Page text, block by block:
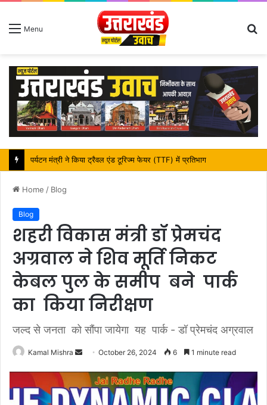
Menu
महापौर शंभू पासवान के जन्मदिवस पर क्षेत्र में विकास की सौगात
Home / Blog
Blog
शहरी विकास मंत्री डॉ प्रेमचंद
अग्रवाल ने शिव मूर्ति निकट
केबल पुल के समीप बने पार्क
का किया निरीक्षण
जल्द से जनता को सौंपा जायेगा यह पार्क - डॉ प्रेमचंद अग्रवाल
Kamal Mishra
Send
email
October 26, 2024 6 1 minute read